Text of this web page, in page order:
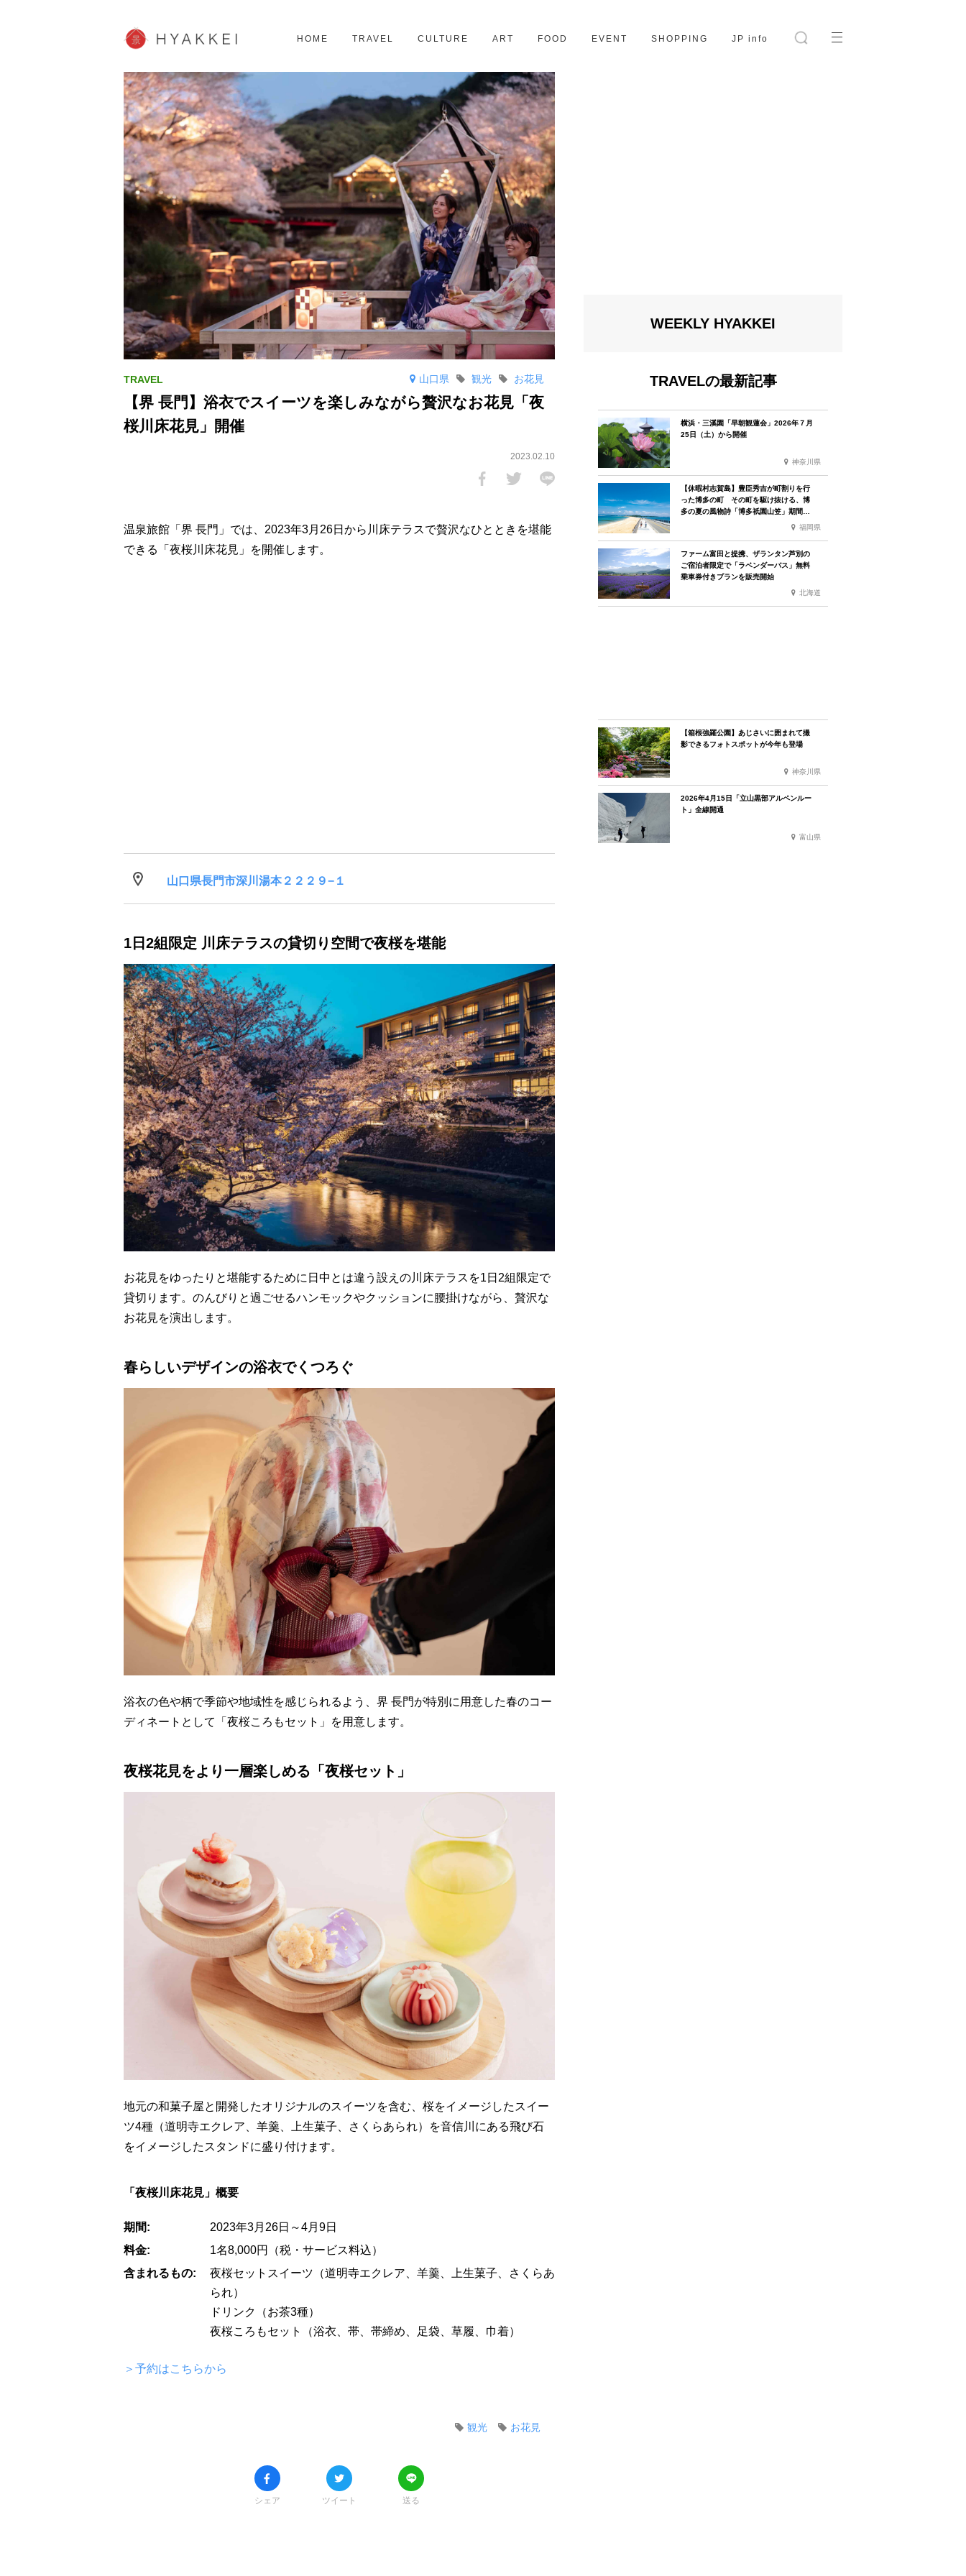
HOME TRAVEL CULTURE ART FOOD EVENT SHOPPING JP info
JP info
山口県 お花見
観光
【界 長門】浴衣でスイーツを楽しみながら贅沢なお花見「夜
桜川床花見」開催
2023.02.10
温泉旅館「界 長門」では、2023年3月26日から川床テラスで贅沢なひとときを堪能
できる「夜桜川床花見」を開催します。
山口県長門市深川湯本２２２９−１
1日2組限定 川床テラスの貸切り空間で夜桜を堪能
お花見をゆったりと堪能するために日中とは違う設えの川床テラスを1日2組限定で
貸切ります。のんびりと過ごせるハンモックやクッションに腰掛けながら、贅沢な
お花見を演出します。
春らしいデザインの浴衣でくつろぐ
浴衣の色や柄で季節や地域性を感じられるよう、界 長門が特別に用意した春のコー
ディネートとして「夜桜ころもセット」を用意します。
夜桜花見をより一層楽しめる「夜桜セット」
地元の和菓子屋と開発したオリジナルのスイーツを含む、桜をイメージしたスイー
ツ4種（道明寺エクレア、羊羹、上生菓子、さくらあられ）を音信川にある飛び石
をイメージしたスタンドに盛り付けます。
「夜桜川床花見」概要
期間:
2023年3月26日～4月9日
料金:
1名8,000円（税・サービス料込）
含まれるもの:
夜桜セットスイーツ（道明寺エクレア、羊羹、上生菓子、さくらあ
られ）
ドリンク（お茶3種）
夜桜ころもセット（浴衣、帯、帯締め、足袋、草履、巾着）
＞予約はこちらから
お花見
観光
シェア ツイート 送る
WEEKLY HYAKKEI
TRAVELの最新記事
横浜・三溪園「早朝観蓮会」2026年７月
25日（土）から開催
神奈川県
【休暇村志賀島】豊臣秀吉が町割りを行
った博多の町 その町を駆け抜ける、博
多の夏の風物詩「博多祇園山笠」期間中
福岡県
ファーム富田と提携、ザランタン芦別の
ご宿泊者限定で「ラベンダーバス」無料
乗車券付きプランを販売開始
北海道
【箱根強羅公園】あじさいに囲まれて撮
影できるフォトスポットが今年も登場
神奈川県
2026年4月15日「立山黒部アルペンルー
ト」全線開通
富山県